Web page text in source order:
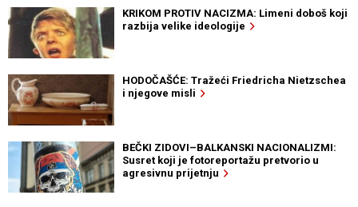
KRIKOM PROTIV NACIZMA: Limeni doboš koji
razbija velike ideologije
HODOČAŠĆE: Tražeći Friedricha Nietzschea
i njegove misli
BEČKI ZIDOVI–BALKANSKI NACIONALIZMI:
Susret koji je fotoreportažu pretvorio u
agresivnu prijetnju